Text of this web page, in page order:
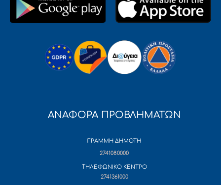
ΑΝΑΦΟΡΑ ΠΡΟΒΛΗΜΑΤΩΝ
ΓΡΑΜΜΗ ΔΗΜΟΤΗ
2741080000
ΤΗΛΕΦΩΝΙΚΟ ΚΕΝΤΡΟ
2741361000